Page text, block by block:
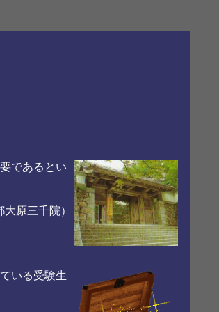
であるとい
大原三千院）
いる受験生